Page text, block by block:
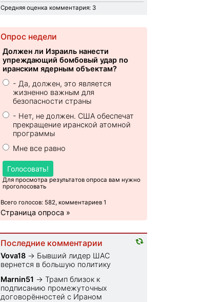
Средняя оценка комментария: 3
Опрос недели
Должен ли Израиль нанести
упреждающий бомбовый удар по
иранским ядерным объектам?
- Да, должен, это является
жизненно важным для
безопасности страны
- Нет, не должен. США обеспечат
прекращение иранской атомной
программы
Мне все равно
Голосовать!
Для просмотра результатов опроса вам нужно
проголосовать
Всего голосов: 582, комментариев 1
Страница опроса »
Последние комментарии
Vova18 → Бывший лидер ШАС
вернется в большую политику
Marnin51 →Трамп близок к
подписанию промежуточных
договорённостей с Ираном